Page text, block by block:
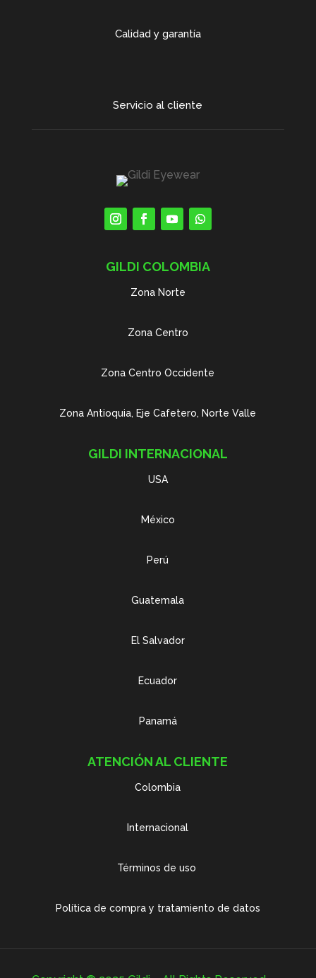
Calidad y garantía
Servicio al cliente
GILDI COLOMBIA
Zona Norte
Zona Centro
Zona Centro Occidente
Zona Antioquia, Eje Cafetero, Norte Valle
GILDI INTERNACIONAL
USA
México
Perú
Guatemala
El Salvador
Ecuador
Panamá
ATENCIÓN AL CLIENTE
Colombia
Internacional
Términos de uso
Política de compra y tratamiento de datos